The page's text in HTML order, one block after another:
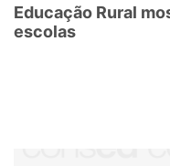
Educação Rural
escolas